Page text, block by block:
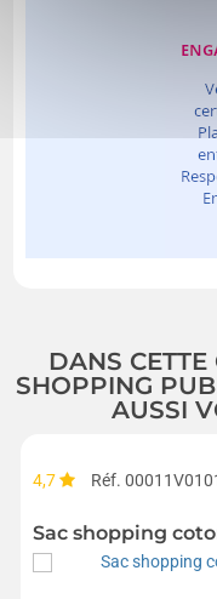
DANS CETTE
SHOPPING
AUSSI
4,7 Réf.
Sac shopping